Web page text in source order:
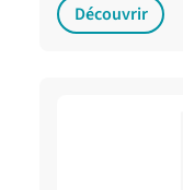
Découvrir